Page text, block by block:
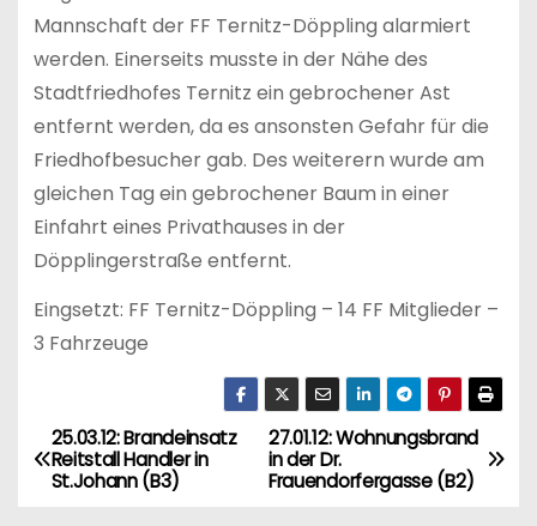
Mannschaft der FF Ternitz-Döppling alarmiert
werden. Einerseits musste in der Nähe des
Stadtfriedhofes Ternitz ein gebrochener Ast
entfernt werden, da es ansonsten Gefahr für die
Friedhofbesucher gab. Des weiterern wurde am
gleichen Tag ein gebrochener Baum in einer
Einfahrt eines Privathauses in der
Döpplingerstraße entfernt.
Eingsetzt: FF Ternitz-Döppling – 14 FF Mitglieder –
3 Fahrzeuge
B
e
27.01.12: Wohnungsbrand
in der Dr.
Frauendorfergasse (B2)
25.03.12: Brandeinsatz
Reitstall Handler in
St.Johann (B3)